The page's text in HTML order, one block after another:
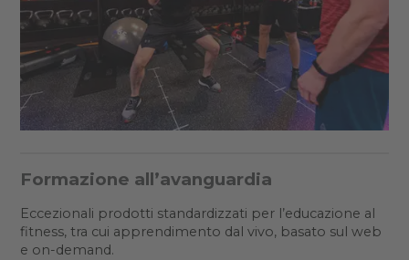
Formazione all’avanguardia
Eccezionali prodotti standardizzati per l’educazione al
fitness, tra cui apprendimento dal vivo, basato sul web
e on-demand.